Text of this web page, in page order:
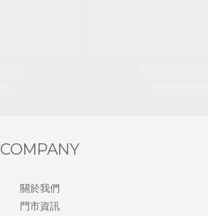
COMPANY
關於我們
門市資訊